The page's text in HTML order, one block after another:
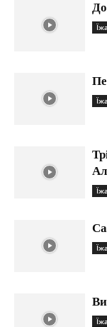
Їжа
Їжа
Їжа
Їжа
Їжа